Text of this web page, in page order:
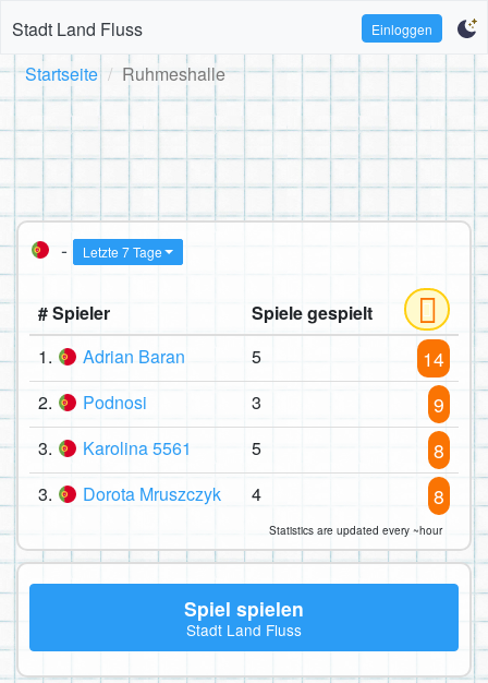
Stadt Land Fluss Einloggen
Startseite Ruhmeshalle
- Letzte 7 Tage
# Spieler
Spiele gespielt
1.
Adrian Baran 5 14
2. Podnosi 3 9
3. Karolina 5561 5 8
3. Dorota Mruszczyk 4 8
Statistics are updated every ~hour
Spiel spielen
Stadt Land Fluss